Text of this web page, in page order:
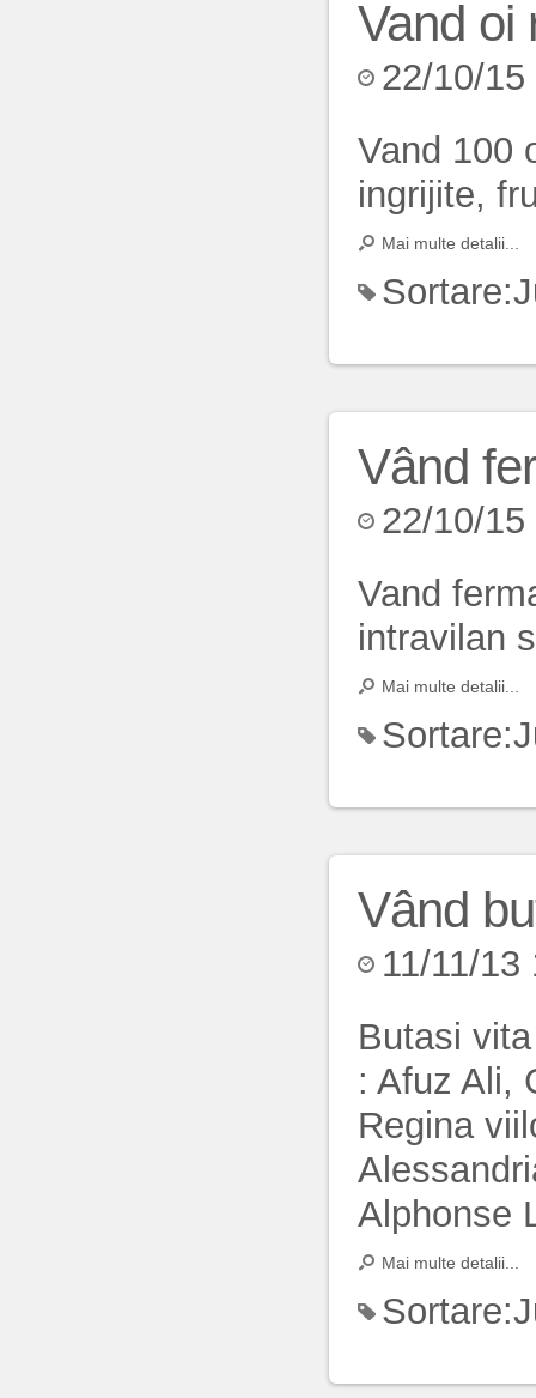
Vand oi
22/10/15
Vand 100
ingrijite,
Mai multe detalii...
Sortare:
Vând
22/10/15
Vand
intravilan
Mai multe detalii...
Sortare:
Vând
11/11/13
Butasi
: Afuz Ali,
Regina
Alphonse
Mai multe detalii...
Sortare: